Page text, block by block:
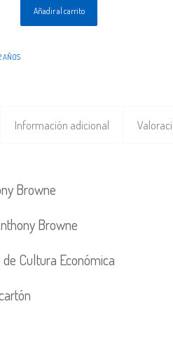
Añadir al carrito
AÑOS
Información adicional
Browne
Browne
de Cultura Económica